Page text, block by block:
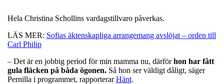
Hela Christina Schollins vardagstillvaro påverkas.
LÄS MER: Sofias äktenskapliga arrangemang avslöjat – orden till
Carl Philip
– Det är en jobbig period för min mamma nu, därförhon har fått
gula fläcken på båda ögonen. Så hon ser väldigt dåligt, säger
Pernilla i programmet, rapporterarHänt.